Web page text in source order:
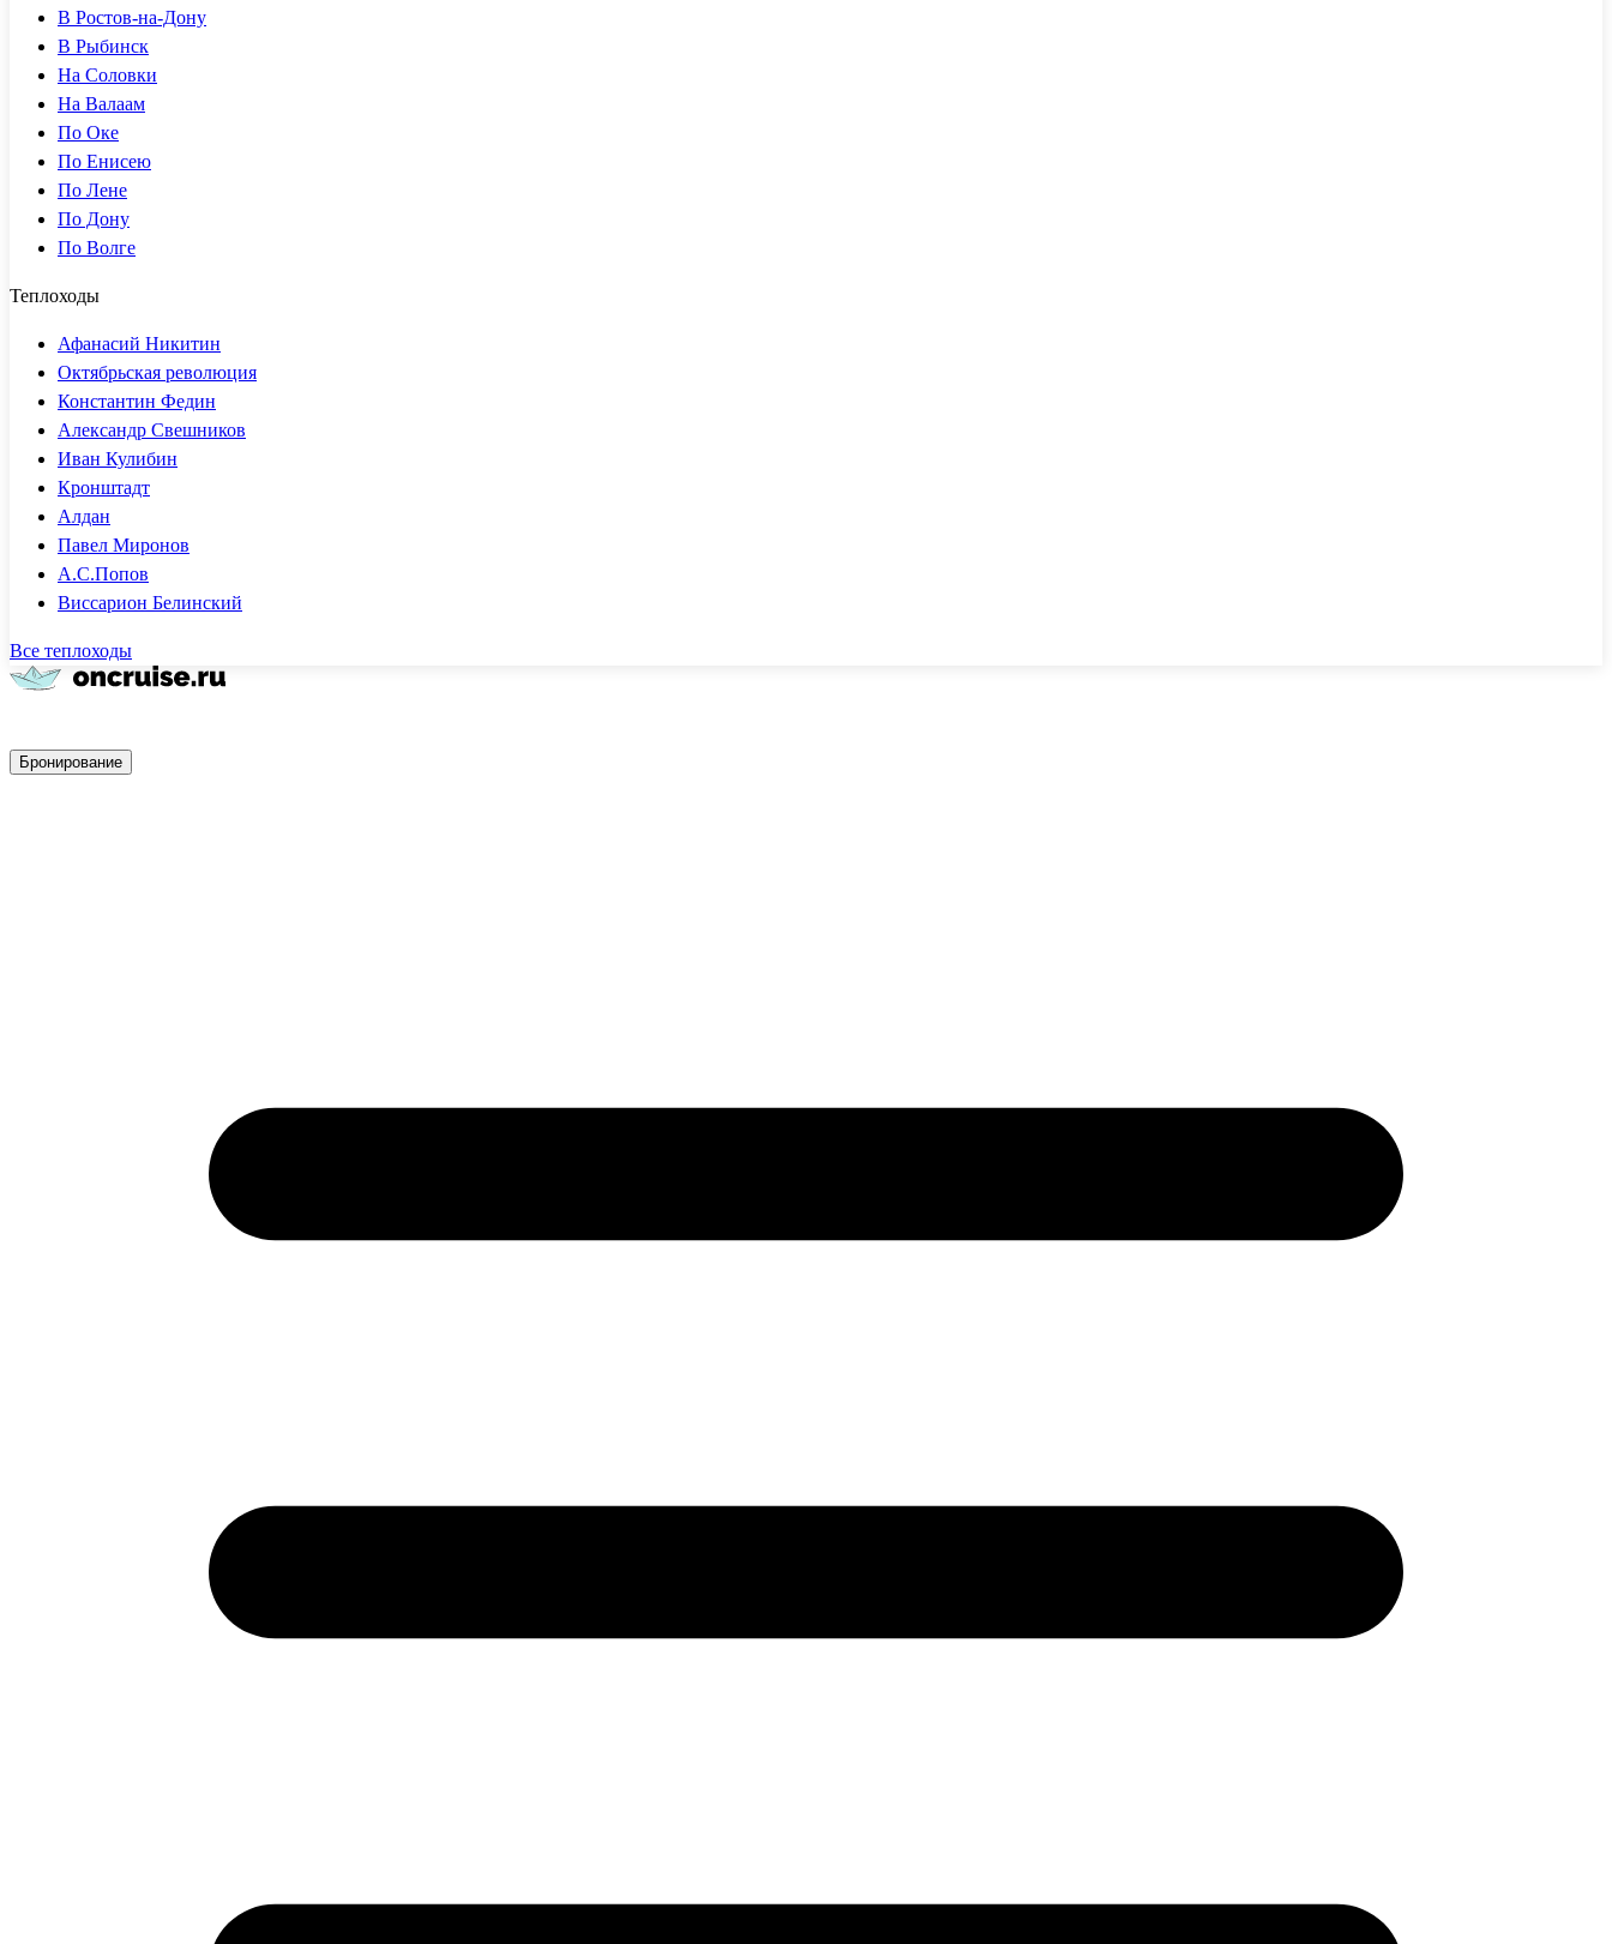
В Ростов-на-Дону
В Рыбинск
На Соловки
На Валаам
По Оке
По Енисею
По Лене
По Дону
По Волге
Теплоходы
Афанасий Никитин
Октябрьская революция
Константин Федин
Александр Свешников
Иван Кулибин
Кронштадт
Алдан
Павел Миронов
А.С.Попов
Виссарион Белинский
Все теплоходы
Бронирование